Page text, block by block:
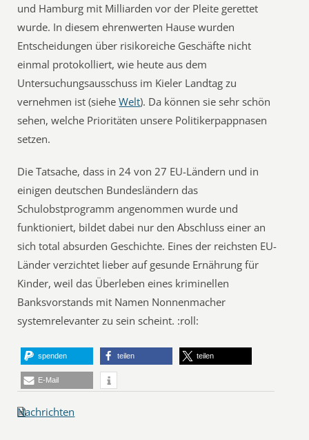
und Hamburg mit Milliarden vor der Pleite gerettet
wurde. In diesem ehrenwerten Hause wurden
Entscheidungen über risikoreiche Geschäfte nicht
einmal protokolliert, wie heute aus dem
Untersuchungsausschuss im Kieler Landtag zu
vernehmen ist (sieheWelt). Da können sie sehr schön
sehen, welche Prioritäten unsere Politikerpappnasen
setzen.
Die Tatsache, dass in 24 von 27 EU-Ländern und in
einigen deutschen Bundesländern das
Schulobstprogramm angenommen wurde und
funktioniert, bildet dabei nur den Abschluss einer an
sich total absurden Geschichte. Eines der reichsten EU-
Länder verzichtet lieber auf gesunde Ernährung für
Kinder, weil das Überleben eines kriminellen
Banksvorstands mit Namen Nonnenmacher
systemrelevanter zu sein scheint. :roll:
spenden teilen teilen
E-Mail
Nachrichten